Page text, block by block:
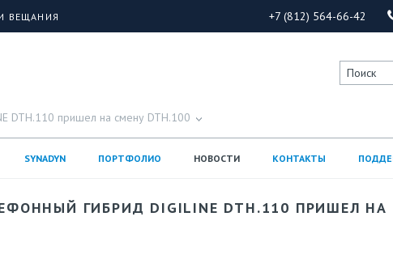
+7 (812) 564-66-42
ВЕЩАНИЯ
Поиск
DTH.110 пришел на смену DTH.100
SYNADYN ПОРТФОЛИО НОВОСТИ КОНТАКТЫ
ГИБРИД DIGILINE DTH.110 ПРИШЕЛ НА